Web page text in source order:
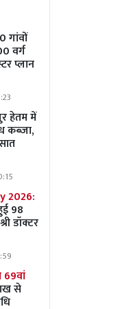
गांवों
वर्ग
प्लान
हेतम में
कब्ज़ा,
2026:
98
डॉक्टर
से